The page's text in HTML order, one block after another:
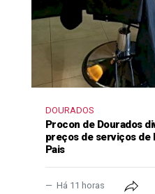
DOURADOS
Procon de Dourados
preços de serviços de
Pais
Há 11 horas